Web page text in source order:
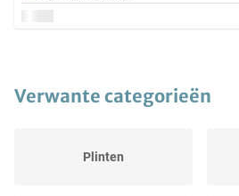
Verwante categorieën
Plinten